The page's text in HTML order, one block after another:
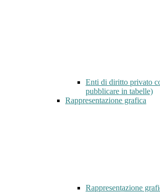
Enti di diritto privato
pubblicare in tabelle)
Rappresentazione grafica
Rappresentazione